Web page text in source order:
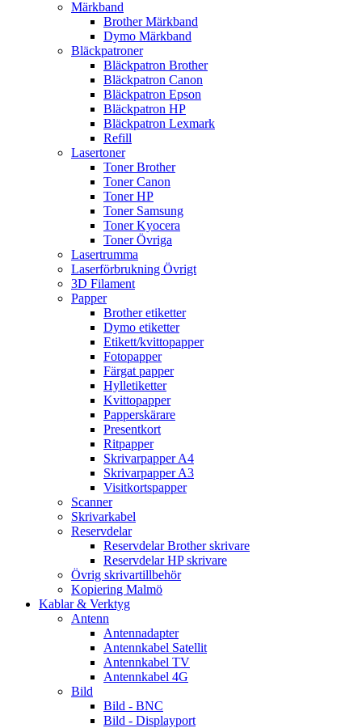
Märkband
Brother Märkband
Dymo Märkband
Bläckpatroner
Bläckpatron Brother
Bläckpatron Canon
Bläckpatron Epson
Bläckpatron HP
Bläckpatron Lexmark
Refill
Lasertoner
Toner Brother
Toner Canon
Toner HP
Toner Samsung
Toner Kyocera
Toner Övriga
Lasertrumma
Laserförbrukning Övrigt
3D Filament
Papper
Brother etiketter
Dymo etiketter
Etikett/kvittopapper
Fotopapper
Färgat papper
Hylletiketter
Kvittopapper
Papperskärare
Presentkort
Ritpapper
Skrivarpapper A4
Skrivarpapper A3
Visitkortspapper
Scanner
Skrivarkabel
Reservdelar
Reservdelar Brother skrivare
Reservdelar HP skrivare
Övrig skrivartillbehör
Kopiering Malmö
Kablar & Verktyg
Antenn
Antennadapter
Antennkabel Satellit
Antennkabel TV
Antennkabel 4G
Bild
Bild - BNC
Bild - Displayport